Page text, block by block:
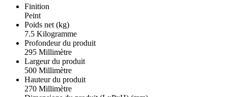
Finition
Peint
Poids net (kg)
7.5 Kilogramme
Profondeur du produit
295 Millimètre
Largeur du produit
500 Millimètre
Hauteur du produit
270 Millimètre